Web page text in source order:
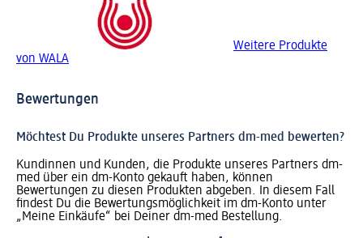
Weitere Produkte
von WALA
Bewertungen
Möchtest Du Produkte unseres Partners dm-med bewerten?
Kundinnen und Kunden, die Produkte unseres Partners dm-
med über ein dm-Konto gekauft haben, können
Bewertungen zu diesen Produkten abgeben. In diesem Fall
findest Du die Bewertungsmöglichkeit im dm-Konto unter
„Meine Einkäufe“ bei Deiner dm-med Bestellung.